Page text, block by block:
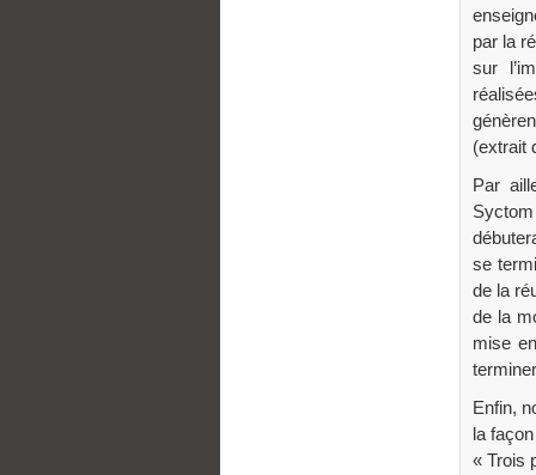
par la
sur
(extrait
Par
se
de la
de la
mise
Enfin,
la
« Trois